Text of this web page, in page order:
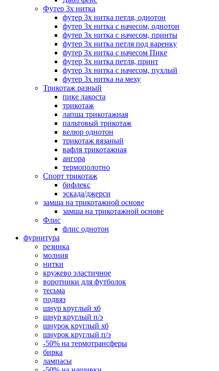
Футер 3х нитка
футер 3х нитка петля, однотон
футер 3х нитка с начесом, однотон
футер 3х нитка с начесом, принты
футер 3х нитка петля под варенку
футер 3х нитка с начесом Пике
футер 3х нитка петля, принт
футер 3х нитка с начесом, пухлый
футер 3х нитка на меху
Трикотаж разный
пике лакоста
трикотаж
лапша трикотажная
пальтовый трикотаж
велюр однотон
трикотаж вязаный
вафля трикотажная
ангора
термополотно
Спорт трикотаж
бифлекс
эскада/джерси
замша на трикотажной основе
замша на трикотажной основе
Флис
флис однотон
фурнитура
резинка
молния
нитки
кружево эластичное
воротники для футболок
тесьма
подвяз
шнур круглый хб
шнур круглый п/э
шнурок круглый хб
шнурок круглый п/э
-50% на термотрансферы
бирка
лампасы